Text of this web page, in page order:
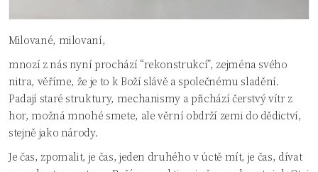
Milované, milovaní,
mnozí z nás nyní prochází “rekonstrukcí”, zejména svého
nitra, věříme, že je to k Boží slávě a společnému sladění.
Padají staré struktury, mechanismy a přichází čerstvý vítr z
hor, možná mnohé smete, ale věrní obdrží zemi do dědictví,
stejně jako národy.
Je čas, zpomalit, je čas, jeden druhého v úctě mít, je čas, dívat